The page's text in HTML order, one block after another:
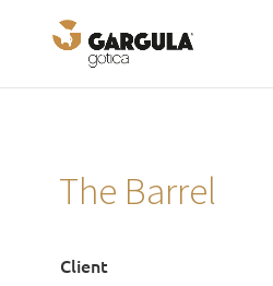
The Barrel
Client